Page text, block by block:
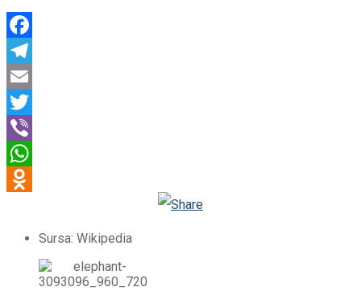
Odnoklassniki
Sursa: Wikipedia